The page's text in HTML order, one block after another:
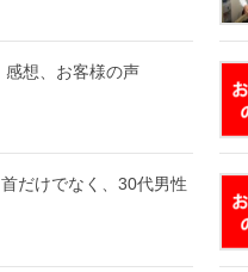
感想、お客様の声
だけでなく、30代男性